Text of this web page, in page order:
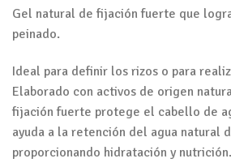
Gel natural de fijación fuerte que
peinado.
Ideal para definir los rizos o para
Elaborado con activos de origen
fijación fuerte protege el cabello de
ayuda a la retención del agua natural
proporcionando hidratación y